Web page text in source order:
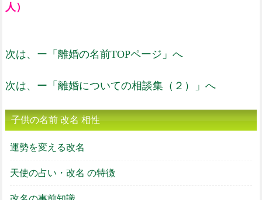
人）
次は、ー「離婚の名前TOPページ」へ
次は、ー「離婚についての相談集（２）」へ
子供の名前 改名 相性
運勢を変える改名
天使の占い・改名 の特徴